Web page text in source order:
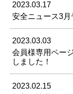
2023.03.17
安全ニュース3月
2023.03.03
会員様専用ペー
しました！
2023.02.15